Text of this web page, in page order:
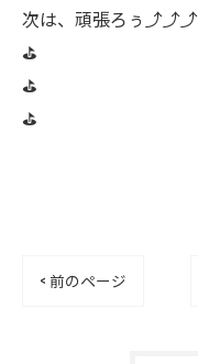
次は、頑張ろぅ⤴︎⤴︎⤴︎
⛳️
⛳️
⛳️
< 前のページ